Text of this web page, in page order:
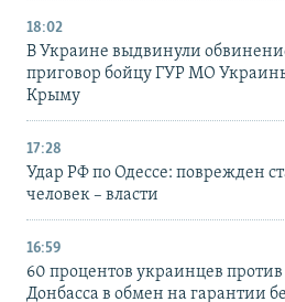
18:02
В Украине выдвинули
приговор бойцу ГУР МО
Крыму
17:28
Удар РФ по Одессе: поврежден
человек – власти
16:59
60 процентов украинцев
Донбасса в обмен на гарантии